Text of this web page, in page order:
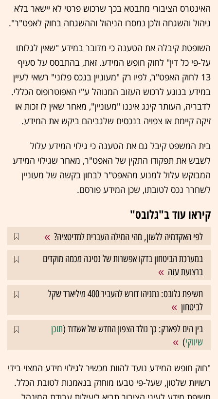
האינטרס הציבורי מתבטא בכך שרכוש פרטי לא יישאר בלא
ניהול והשגחה ולכן נמסרו הניהול וההשגחה בחוק לאפט"ר".
השופטת קיבלה את הטענה כי מדובר במידע "שאין לגלותו
על-פי כל דין" לחוק חופש המידע. זאת, בהתבסס על סעיף
13 לחוק האפט"ר, לפיו רק "מעוניין בנכס פלוני" רשאי לעיין
במידע בנוגע לרכוש העזוב המנוהל ע"י האפוטרופוס הכללי.
לדבריה, העותר קינג איננו "מעוניין", מאחר שאין לו זכות או
זיקה קיימת או צפויה בנכסים שלגביהם ביקש את המידע.
בית המשפט קיבל גם את הטענה כי גילוי המידע עלול
לשבש את תפקודו התקין של האפט"ר, מאחר שגילוי המידע
המבוקש עלול למנוע מהאפט"ר לבחון בקשה של מעוניין
לשחרר נכס לטובתו, שכן המידע פורסם.
קיראו עוד ב"גלובס"
לפי האקדמיה ללשון, מהי המילה העברית למדיטציה?
במערכת הביטחון בדקו אפשרות של נסיגה מכמה מוקדים
ברצועת עזה
חשיפת גלובס: נתניהו דורש להעביר 400 מיליארד שקל
לביטחון
בין הים לפארק: כך נולד הצפון החדש של אשדוד (תוכן
שיווקי)
"חוק חופש המידע נועד להוות מכשיר לגילוי מידע המצוי בידי
רשויות שלטון, שעל-פי טבעו מוחזק בנאמנות לטובת הכלל.